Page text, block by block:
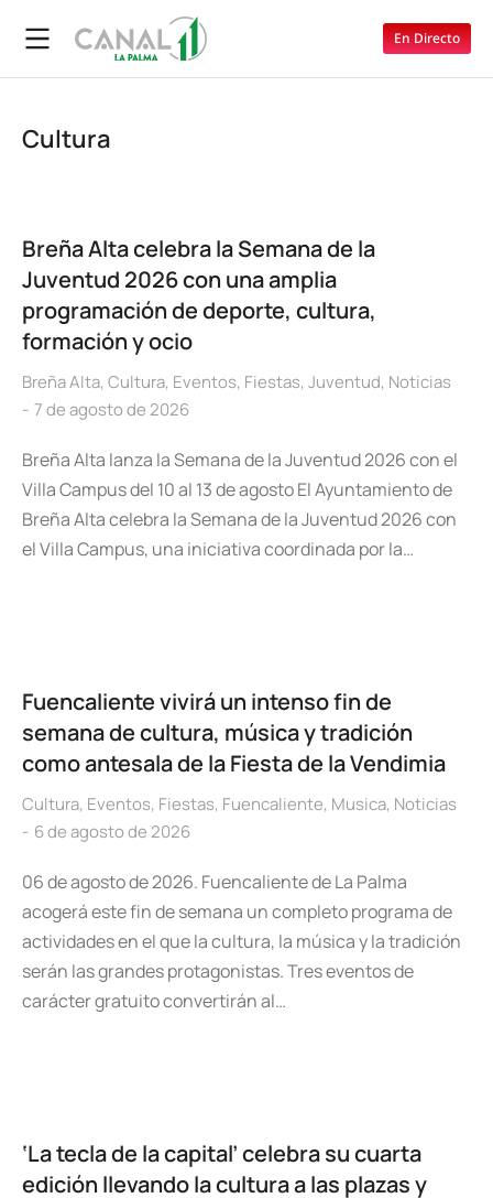
En Directo
Cultura
Breña Alta celebra la Semana de la
Juventud 2026 con una amplia
programación de deporte, cultura,
formación y ocio
Breña Alta, Cultura, Eventos, Fiestas, Juventud, Noticias
7 de agosto de 2026
Breña Alta lanza la Semana de la Juventud 2026 con el
Villa Campus del 10 al 13 de agosto El Ayuntamiento de
Breña Alta celebra la Semana de la Juventud 2026 con
el Villa Campus, una iniciativa coordinada por la…
Fuencaliente vivirá un intenso fin de
semana de cultura, música y tradición
como antesala de la Fiesta de la Vendimia
Cultura, Eventos, Fiestas, Fuencaliente, Musica, Noticias
6 de agosto de 2026
06 de agosto de 2026. Fuencaliente de La Palma
acogerá este fin de semana un completo programa de
actividades en el que la cultura, la música y la tradición
serán las grandes protagonistas. Tres eventos de
carácter gratuito convertirán al…
‘La tecla de la capital’ celebra su cuarta
edición llevando la cultura a las plazas y